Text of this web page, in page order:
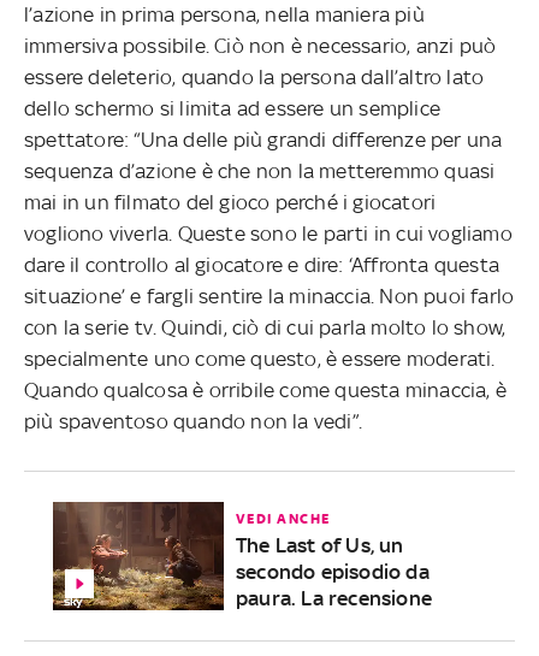
l’azione in prima persona, nella maniera più
immersiva possibile. Ciò non è necessario, anzi può
essere deleterio, quando la persona dall’altro lato
dello schermo si limita ad essere un semplice
spettatore: “Una delle più grandi differenze per una
sequenza d’azione è che non la metteremmo quasi
mai in un filmato del gioco perché i giocatori
vogliono viverla. Queste sono le parti in cui vogliamo
dare il controllo al giocatore e dire: ‘Affronta questa
situazione’ e fargli sentire la minaccia. Non puoi farlo
con la serie tv. Quindi, ciò di cui parla molto lo show,
specialmente uno come questo, è essere moderati.
Quando qualcosa è orribile come questa minaccia, è
più spaventoso quando non la vedi”.
VEDI ANCHE
The Last of Us, un
secondo episodio da
paura. La recensione